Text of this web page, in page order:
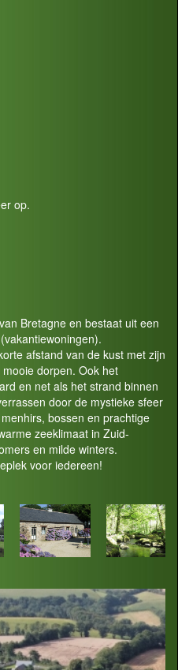
op.
Bretagne en bestaat uit een
(vakantiewoningen).
afstand van de kust met zijn
dorpen. Ook het
en net als het strand binnen
door de mystieke sfeer
bossen en prachtige
zeeklimaat in Zuid-
en milde winters.
voor iedereen!